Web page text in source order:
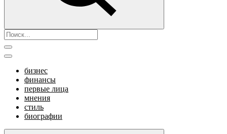
бизнес
финансы
первые лица
мнения
стиль
биографии